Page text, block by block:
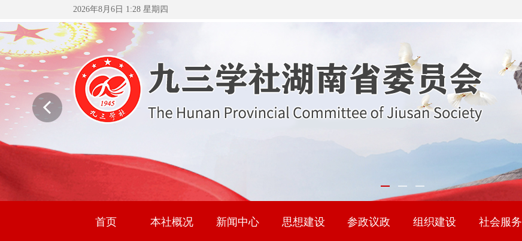
2026年8月6日 1:28 星期四
首页 本社概况 新闻中心 思想建设 参政议政 组织建设 社会服务